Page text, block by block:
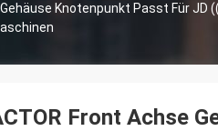
Knotenpunkt Passt Für JD
Front Achse